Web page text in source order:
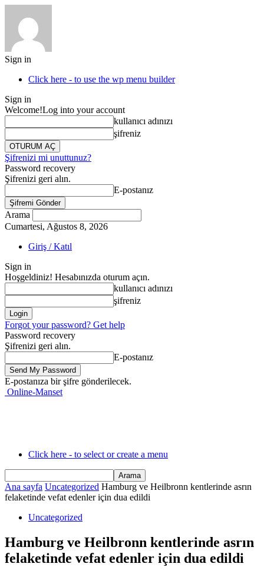
Sign in
Click here - to use the wp menu builder
Sign in
Welcome!Log into your account
kullanıcı adınızı
şifreniz
Şifrenizi mi unuttunuz?
Password recovery
Şifrenizi geri alın.
E-postanız
Arama
Cumartesi, Ağustos 8, 2026
Giriş / Katıl
Sign in
Hoşgeldiniz! Hesabınızda oturum açın.
kullanıcı adınızı
şifreniz
Forgot your password? Get help
Password recovery
Şifrenizi geri alın.
E-postanız
E-postanıza bir şifre gönderilecek.
Online-Manset
Click here - to select or create a menu
Ana sayfa Uncategorized Hamburg ve Heilbronn kentlerinde asrın
felaketinde vefat edenler için dua edildi
Uncategorized
Hamburg ve Heilbronn kentlerinde asrın
felaketinde vefat edenler için dua edildi